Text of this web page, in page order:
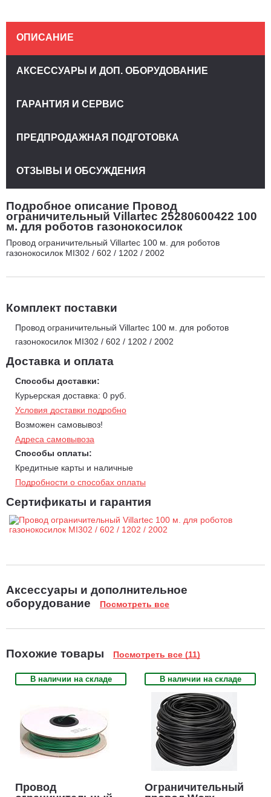
Подробное описание Провод
ограничительный Villartec 25280600422 100
м. для роботов газонокосилок
Провод ограничительный Villartec 100 м. для роботов
газонокосилок МI302 / 602 / 1202 / 2002
Комплект поставки
Провод ограничительный Villartec 100 м. для роботов
газонокосилок МI302 / 602 / 1202 / 2002
Доставка и оплата
Способы доставки:
Курьерская доставка: 0 руб.
Условия доставки подробно
Возможен самовывоз!
Адреса самовывоза
Способы оплаты:
Кредитные карты и наличные
Подробности о способах оплаты
Сертификаты и гарантия
Аксессуары и дополнительное
оборудование
Посмотреть все
Похожие товары Посмотреть все (11)
В наличии на складе
Провод
В наличии на складе
Ограничительный
ОПИСАНИЕ
АКСЕССУАРЫ И ДОП. ОБОРУДОВАНИЕ
ГАРАНТИЯ И СЕРВИС
ПРЕДПРОДАЖНАЯ ПОДГОТОВКА
ОТЗЫВЫ И ОБСУЖДЕНИЯ